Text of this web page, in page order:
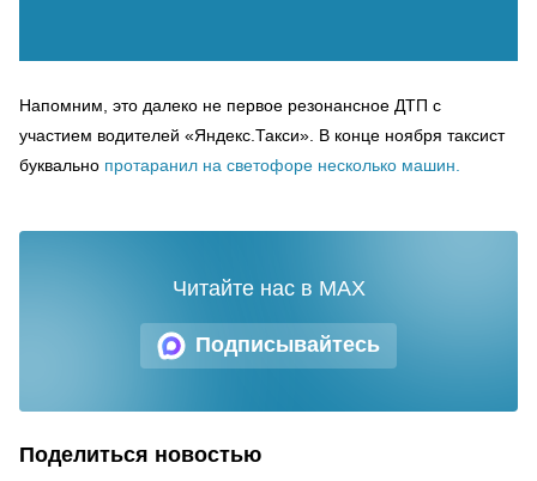
Напомним, это далеко не первое резонансное ДТП с
участием водителей «Яндекс.Такси». В конце ноября таксист
буквально протаранил на светофоре несколько машин.
Подписывайтесь
Читайте нас в MAX
Поделиться новостью